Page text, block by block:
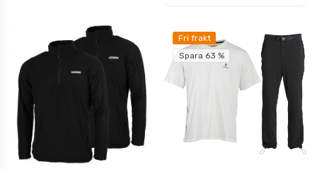
Fri frakt
Spara 63 %